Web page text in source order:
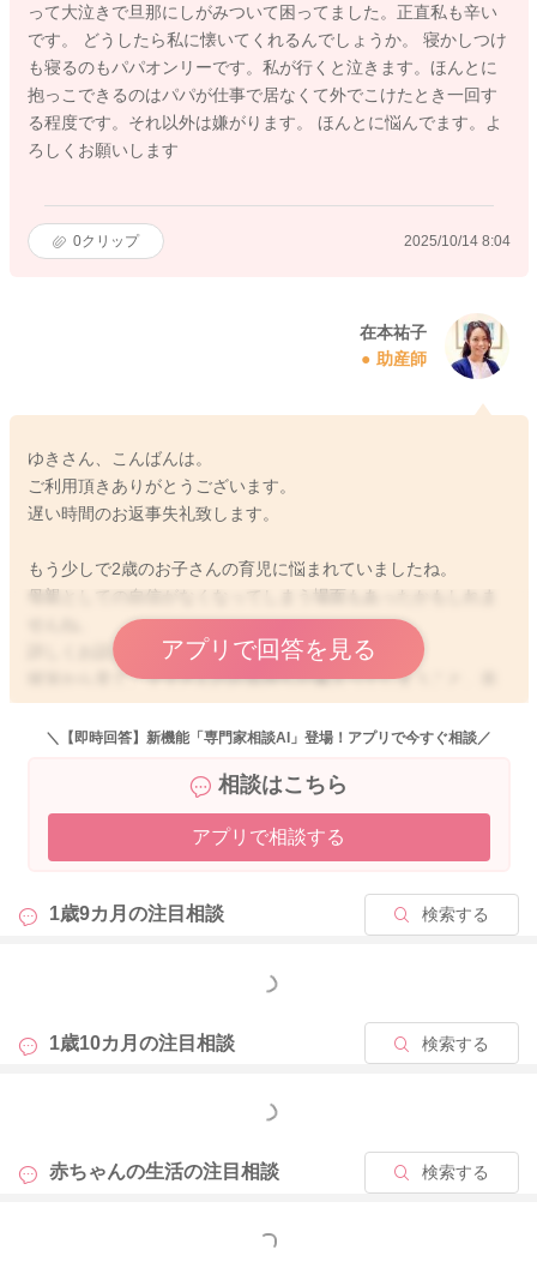
って大泣きで旦那にしがみついて困ってました。正直私も辛い
です。 どうしたら私に懐いてくれるんでしょうか。 寝かしつけ
も寝るのもパパオンリーです。私が行くと泣きます。ほんとに
抱っこできるのはパパが仕事で居なくて外でこけたとき一回す
る程度です。それ以外は嫌がります。 ほんとに悩んでます。よ
ろしくお願いします
0クリップ 2025/10/14 8:04
在本祐子
助産師
ゆきさん、こんばんは。
ご利用頂きありがとうございます。
遅い時間のお返事失礼致します。
もう少しで2歳のお子さんの育児に悩まれていましたね。
母親としての自信がなくなってしまう場面もあったかもしれま
詳しくお話しくださりありがとうございました。
状況から見て、ママさんのお気持ちが滅入ってしまうこと、非
常に理解できますよ。お気持ちお察し致します。
母親も父親もお子さんにとっては、同じように、親ですからど
ちらかを比べる必要は本来ないはずです。
もちろん、大好きな息子が振り向いてくれない、自分が仲間外
ですがちょっと視点を変えてみるとよいかもです。
か。
があり、いつも気楽な気持ちでいられることを優先してみるの
アプリで回答を見る
＼【即時回答】新機能「専門家相談AI」登場！アプリで今すぐ相談／
相談はこちら
アプリで相談する
1歳9カ月の注目相談 検索する
もっと見る
1歳10カ月の注目相談 検索する
もっと見る
赤ちゃんの生活の注目相談 検索する
もっと見る